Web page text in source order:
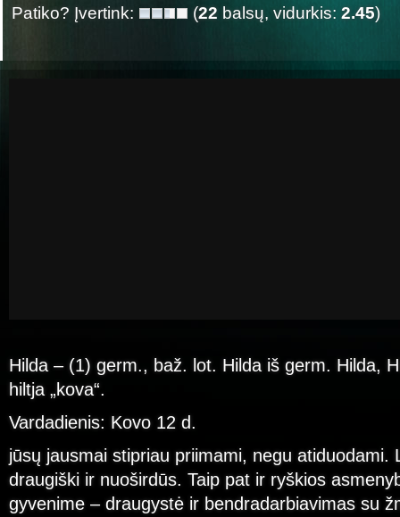
Patiko? Įvertink:
(22 balsų, vidurkis: 2.45)
Hilda – (1) germ., baž. lot. Hilda iš germ. Hilda,
hiltja „kova“.
Vardadienis: Kovo 12 d.
jūsų jausmai stipriau priimami, negu atiduodami.
draugiški ir nuoširdūs. Taip pat ir ryškios
gyvenime – draugystė ir bendradarbiavimas su